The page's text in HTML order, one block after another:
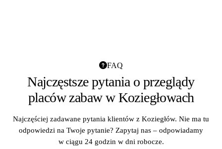
FAQ
Najczęstsze pytania o przeglądy
placów zabaw w Koziegłowach
Najczęściej zadawane pytania klientów z Koziegłów. Nie ma tu
odpowiedzi na Twoje pytanie? Zapytaj nas – odpowiadamy
w ciągu 24 godzin w dni robocze.